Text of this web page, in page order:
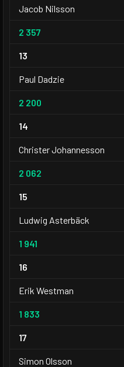
Jacob Nilsson
2 357
13
Paul Dadzie
2 200
14
Christer Johannesson
2 062
15
Ludwig Asterbäck
1 941
16
Erik Westman
1 833
17
Simon Olsson